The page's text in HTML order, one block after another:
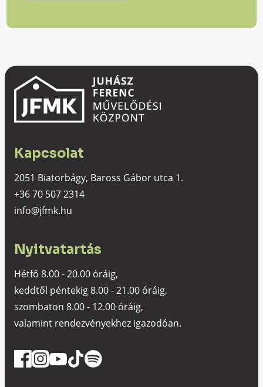
Kapcsolat
2051 Biatorbágy, Baross Gábor utca 1.
+36 70 507 2314
info@jfmk.hu
Nyitvatartás
Hétfő 8.00 - 20.00 óráig,
keddtől péntekig 8.00 - 21.00 óráig,
szombaton 8.00 - 12.00 óráig,
valamint rendezvényekhez igazodóan.